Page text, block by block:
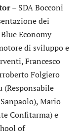
– SDA Bocconi
dei
Economy
di sviluppo e
Francesco
Folgiero
(Responsabile
Mario
Confitarma) e
of